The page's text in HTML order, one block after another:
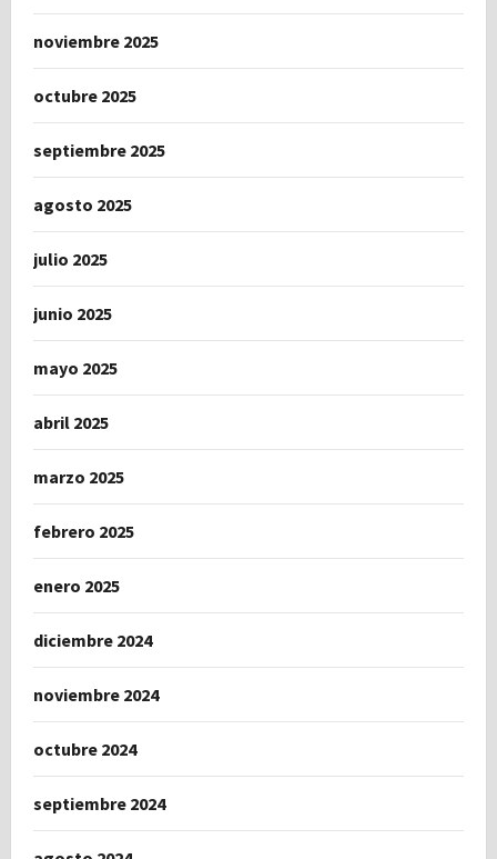
noviembre 2025
octubre 2025
septiembre 2025
agosto 2025
julio 2025
junio 2025
mayo 2025
abril 2025
marzo 2025
febrero 2025
enero 2025
diciembre 2024
noviembre 2024
octubre 2024
septiembre 2024